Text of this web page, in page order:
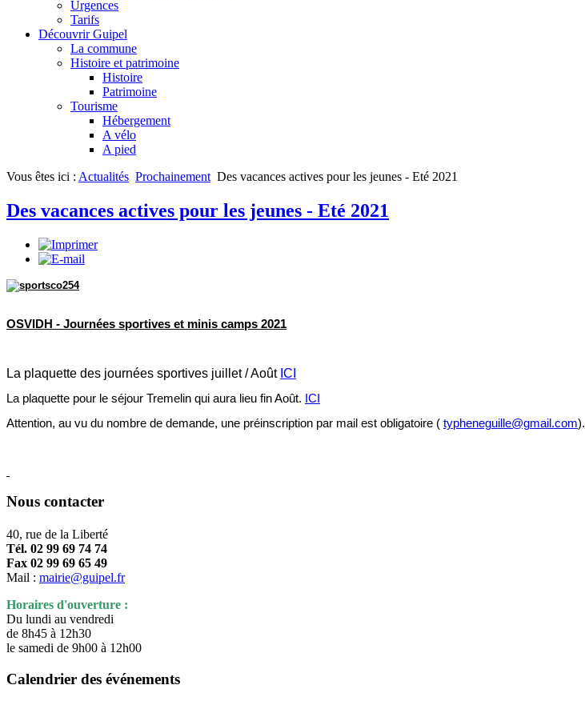
Urgences
Tarifs
Découvrir Guipel
La commune
Histoire et patrimoine
Histoire
Patrimoine
Tourisme
Hébergement
A vélo
A pied
Vous êtes ici : Actualités Prochainement Des vacances actives pour les jeunes - Eté 2021
Des vacances actives pour les jeunes - Eté 2021
OSVIDH - Journées sportives et minis camps 2021
La plaquette des journées sportives juillet / Août ICI
La plaquette pour le séjour Tremelin qui aura lieu fin Août. ICI
Attention, au vu du nombre de demande, une préinscription par mail est obligatoire ( typheneguille@gmail.com).
Nous contacter
40, rue de la Liberté
Tél. 02 99 69 74 74
Fax 02 99 69 65 49
Mail : mairie@guipel.fr
Horaires d'ouverture :
Du lundi au vendredi
de 8h45 à 12h30
le samedi de 9h00 à 12h00
Calendrier des événements